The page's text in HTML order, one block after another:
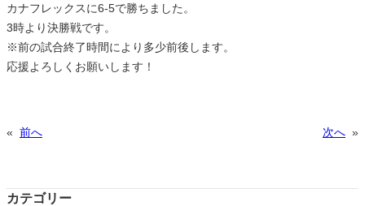
カナフレックスに6-5で勝ちました。
3時より決勝戦です。
※前の試合終了時間により多少前後します。
応援よろしくお願いします！
« 前へ 次へ »
カテゴリー